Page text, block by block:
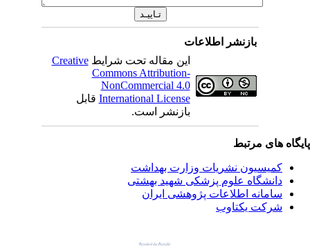
بازنشر اطلاعات
این مقاله تحت شرایطCreative
Commons Attribution-
NonCommercial 4.0
International Licenseقابل
بازنشر است.
های مرتبط
کمیسیون نشریات وزارت بهداشت
دانشگاه علوم پزشکی شهید بهشتی
سامانه اطلاعات پژوهشی ایران
شرکت یکتاوب